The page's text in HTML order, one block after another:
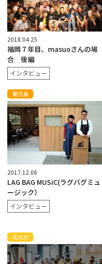
2018.04.25
福岡７年目、masuoさんの場
合 後編
インタビュー
鹿児島
2017.12.06
LAG BAG MUSiC(ラグバグミュ
ージック）
インタビュー
北九州